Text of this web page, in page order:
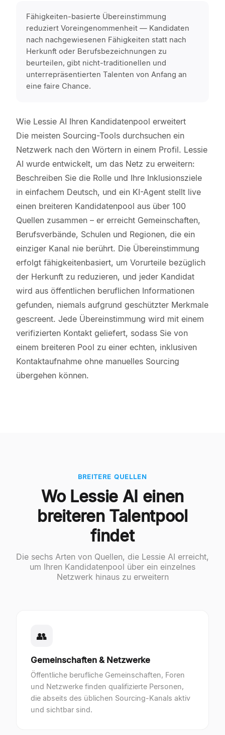
Fähigkeiten-basierte Übereinstimmung
reduziert Voreingenommenheit — Kandidaten
nach nachgewiesenen Fähigkeiten statt nach
Herkunft oder Berufsbezeichnungen zu
beurteilen, gibt nicht-traditionellen und
unterrepräsentierten Talenten von Anfang an
eine faire Chance.
Wie Lessie AI Ihren Kandidatenpool erweitert
Die meisten Sourcing-Tools durchsuchen ein
Netzwerk nach den Wörtern in einem Profil. Lessie
AI wurde entwickelt, um das Netz zu erweitern:
Beschreiben Sie die Rolle und Ihre Inklusionsziele
in einfachem Deutsch, und ein KI-Agent stellt live
einen breiteren Kandidatenpool aus über 100
Quellen zusammen – er erreicht Gemeinschaften,
Berufsverbände, Schulen und Regionen, die ein
einziger Kanal nie berührt. Die Übereinstimmung
erfolgt fähigkeitenbasiert, um Vorurteile bezüglich
der Herkunft zu reduzieren, und jeder Kandidat
wird aus öffentlichen beruflichen Informationen
gefunden, niemals aufgrund geschützter Merkmale
gescreent. Jede Übereinstimmung wird mit einem
verifizierten Kontakt geliefert, sodass Sie von
einem breiteren Pool zu einer echten, inklusiven
Kontaktaufnahme ohne manuelles Sourcing
übergehen können.
BREITERE QUELLEN
Wo Lessie AI einen
breiteren Talentpool
findet
Die sechs Arten von Quellen, die Lessie AI erreicht,
um Ihren Kandidatenpool über ein einzelnes
Netzwerk hinaus zu erweitern
👥
Gemeinschaften & Netzwerke
Öffentliche berufliche Gemeinschaften, Foren
und Netzwerke finden qualifizierte Personen,
die abseits des üblichen Sourcing-Kanals aktiv
und sichtbar sind.